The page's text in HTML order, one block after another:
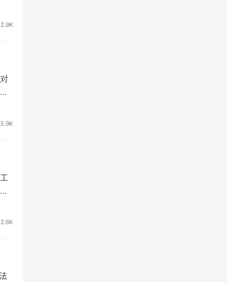
2.9K
3.9K
2.6K